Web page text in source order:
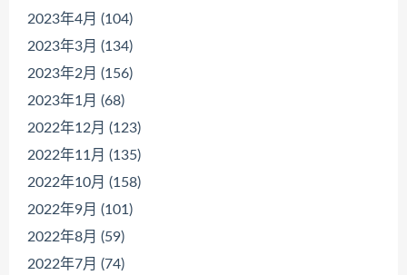
2023年4月 (104)
2023年3月 (134)
2023年2月 (156)
2023年1月 (68)
2022年12月 (123)
2022年11月 (135)
2022年10月 (158)
2022年9月 (101)
2022年8月 (59)
2022年7月 (74)